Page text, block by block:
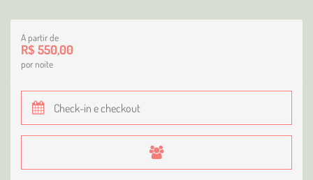
A partir de
R$ 550,00
por noite